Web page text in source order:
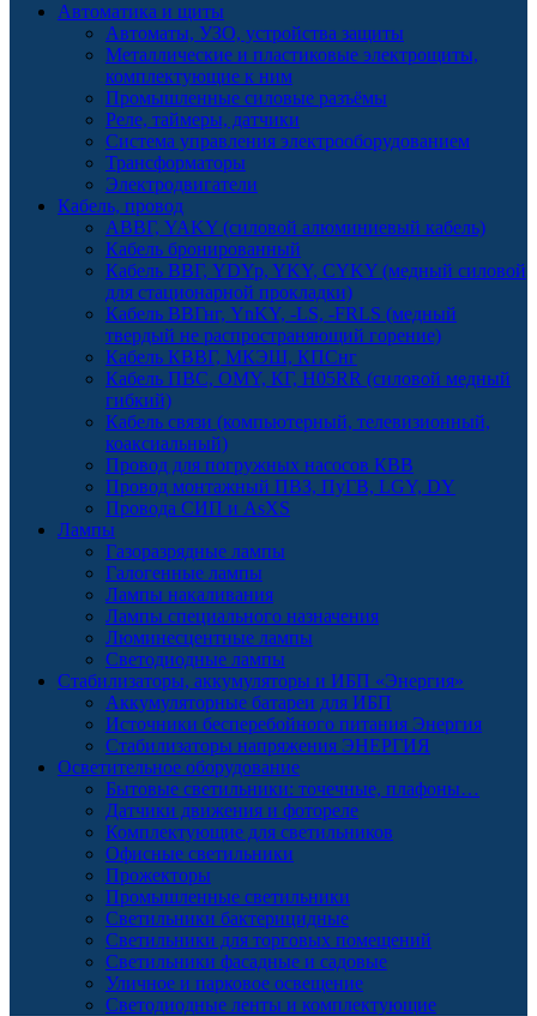
Автоматика и щиты
Автоматы, УЗО, устройства защиты
Металлические и пластиковые электрощиты,
комплектующие к ним
Промышленные силовые разъёмы
Реле, таймеры, датчики
Система управления электрооборудованием
Трансформаторы
Электродвигатели
Кабель, провод
АВВГ, YAKY (силовой алюминиевый кабель)
Кабель бронированный
Кабель ВВГ, YDYp, YKY, CYKY (медный силовой
для стационарной прокладки)
Кабель ВВГнг, YnKY, -LS, -FRLS (медный
твердый не распространяющий горение)
Кабель КВВГ, МКЭШ, КПСнг
Кабель ПВС, OMY, КГ, H05RR (силовой медный
гибкий)
Кабель связи (компьютерный, телевизионный,
коаксиальный)
Провод для погружных насосов КВВ
Провод монтажный ПВЗ, ПуГВ, LGY, DY
Провода СИП и AsXS
Лампы
Газоразрядные лампы
Галогенные лампы
Лампы накаливания
Лампы специального назначения
Люминесцентные лампы
Светодиодные лампы
Стабилизаторы, аккумуляторы и ИБП «Энергия»
Аккумуляторные батареи для ИБП
Источники бесперебойного питания Энергия
Стабилизаторы напряжения ЭНЕРГИЯ
Осветительное оборудование
Бытовые светильники: точечные, плафоны…
Датчики движения и фотореле
Комплектующие для светильников
Офисные светильники
Прожекторы
Промышленные светильники
Светильники бактерицидные
Светильники для торговых помещений
Светильники фасадные и садовые
Уличное и парковое освещение
Светодиодные ленты и комплектующие